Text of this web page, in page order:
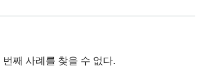
째 사례를 찾을 수 없다.